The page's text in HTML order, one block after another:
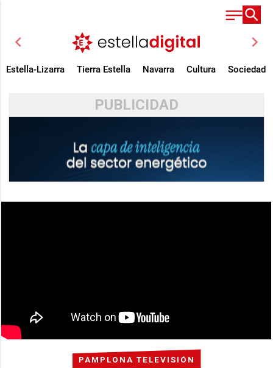
chevron_left chevron_right
Estella-Lizarra Tierra Estella Navarra Cultura Sociedad
PUBLICIDAD
PAMPLONA TELEVISIÓN